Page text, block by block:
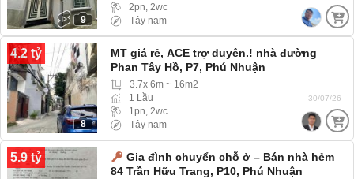
9
2pn, 2wc
Tây nam
4.2 tỷ
8
MT giá rẻ, ACE trợ duyên.! nhà đường
Phan Tây Hồ, P7, Phú Nhuận
3.7x 6m ~ 16m2
1 Lầu
1pn, 2wc
Tây nam
30/07/26
5.9 tỷ
Gia đình chuyển chỗ ở – Bán nhà hẻm
84 Trần Hữu Trang, P10, Phú Nhuận